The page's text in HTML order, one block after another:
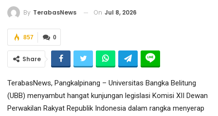
By TerabasNews On Jul 8, 2026
0
857
Share
TerabasNews, Pangkalpinang – Universitas Bangka Belitung
(UBB) menyambut hangat kunjungan legislasi Komisi XII Dewan
Perwakilan Rakyat Republik Indonesia dalam rangka menyerap